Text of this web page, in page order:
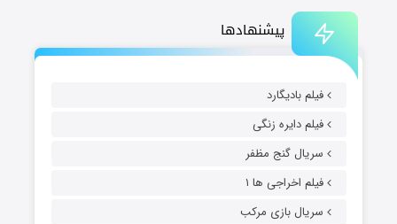
پیشنهادها
فیلم بادیگارد
فیلم دایره زنگی
سریال گنج مظفر
فیلم اخراجی ها ۱
سریال بازی مرکب